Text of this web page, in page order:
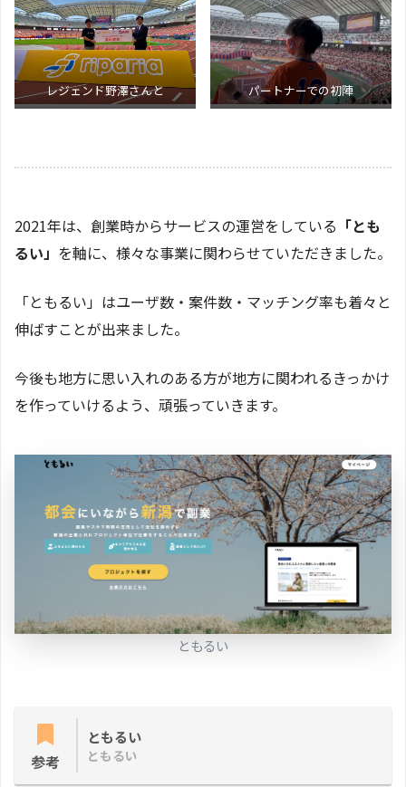
レジェンド野澤さんと パートナーでの初陣
2021年は、創業時からサービスの運営をしている 「とも
るい」 を軸に、様々な事業に関わらせていただきました。
「ともるい」はユーザ数・案件数・マッチング率も着々と
伸ばすことが出来ました。
今後も地方に思い入れのある方が地方に関われるきっかけ
を作っていけるよう、頑張っていきます。
ともるい
参考
ともるい
ともるい